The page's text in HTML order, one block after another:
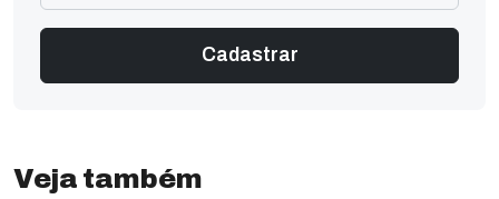
Veja também